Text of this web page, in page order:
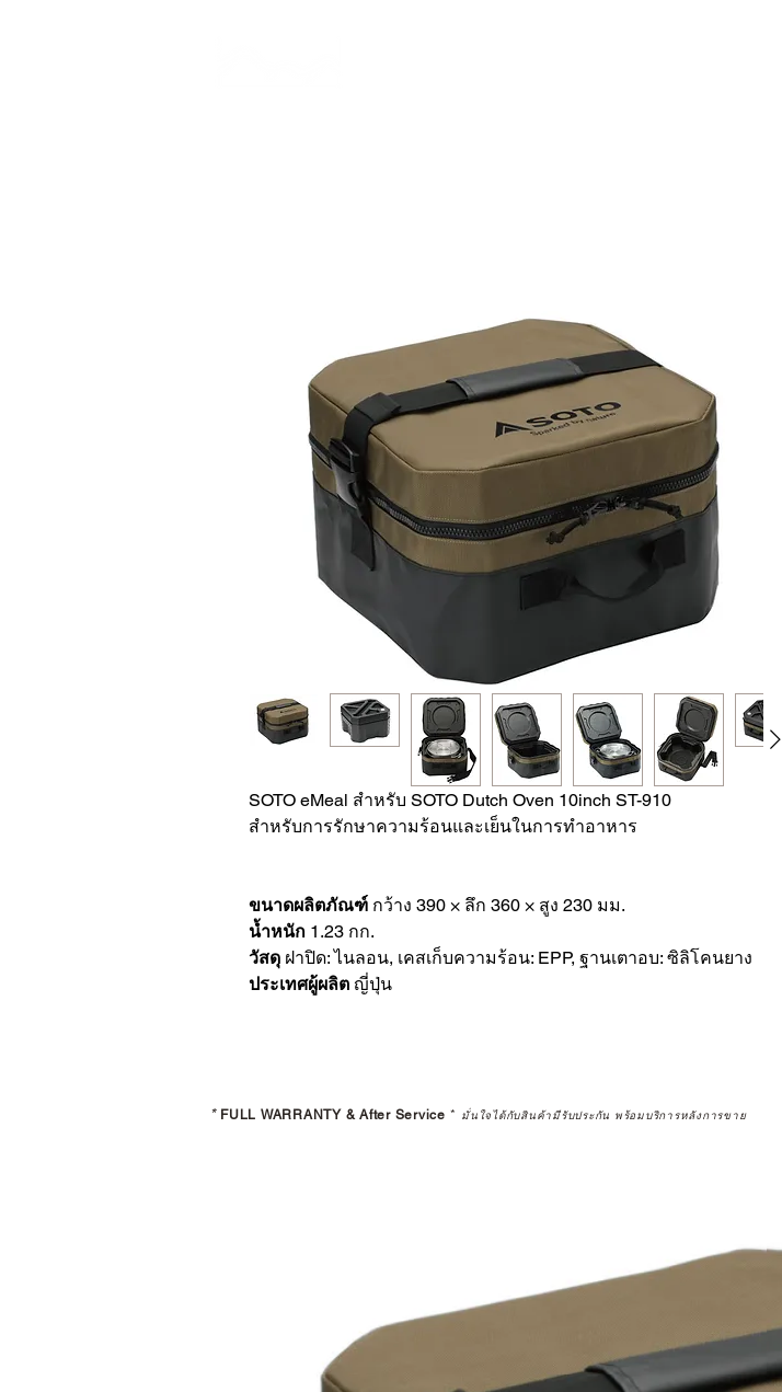
SOTO eMeal สำหรับ SOTO Dutch Oven 10inch ST-910
สำหรับการรักษาความร้อนและเย็นในการทำอาหาร
ขนาดผลิตภัณฑ์ กว้าง 390 × ลึก 360 × สูง 230 มม.
น้ำหนัก 1.23 กก.
วัสดุ ฝาปิด: ไนลอน, เคสเก็บความร้อน: EPP, ฐานเตาอบ: ซิลิโคนยาง
ประเทศผู้ผลิต ญี่ปุ่น
* FULL WARRANTY & After Service * มั่นใจได้กับสินค้ามีรับประกัน พร้อมบริการหลังการขาย